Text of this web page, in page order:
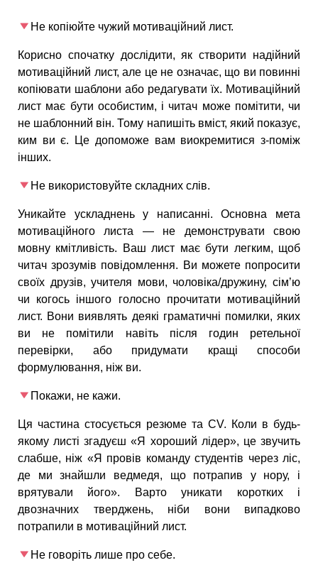
Не копіюйте чужий мотиваційний лист.
Корисно спочатку дослідити, як створити надійний
мотиваційний лист, але це не означає, що ви повинні
копіювати шаблони або редагувати їх. Мотиваційний
лист має бути особистим, і читач може помітити, чи
не шаблонний він. Тому напишіть вміст, який показує,
ким ви є. Це допоможе вам виокремитися з-поміж
інших.
Не використовуйте складних слів.
Уникайте ускладнень у написанні. Основна мета
мотиваційного листа — не демонструвати свою
мовну кмітливість. Ваш лист має бути легким, щоб
читач зрозумів повідомлення. Ви можете попросити
своїх друзів, учителя мови, чоловіка/дружину, сім’ю
чи когось іншого голосно прочитати мотиваційний
лист. Вони виявлять деякі граматичні помилки, яких
ви не помітили навіть після годин ретельної
перевірки, або придумати кращі способи
формулювання, ніж ви.
Покажи, не кажи.
Ця частина стосується резюме та CV. Коли в будь-
якому листі згадуєш «Я хороший лідер», це звучить
слабше, ніж «Я провів команду студентів через ліс,
де ми знайшли ведмедя, що потрапив у нору, і
врятували його». Варто уникати коротких і
двозначних тверджень, ніби вони випадково
потрапили в мотиваційний лист.
Не говоріть лише про себе.